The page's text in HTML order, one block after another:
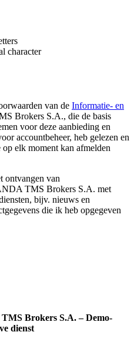
character
van de Informatie- en
Brokers S.A., die de basis
voor deze aanbieding en
accountbeheer, heb gelezen en
elk moment kan afmelden
ontvangen van
TMS Brokers S.A. met
bijv. nieuws en
die ik heb opgegeven
Brokers S.A. – Demo-
dienst